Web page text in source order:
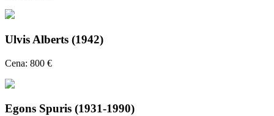
Ulvis Alberts (1942)
Cena: 800 €
Egons Spuris (1931-1990)